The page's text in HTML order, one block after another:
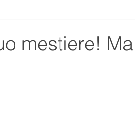
mestiere!